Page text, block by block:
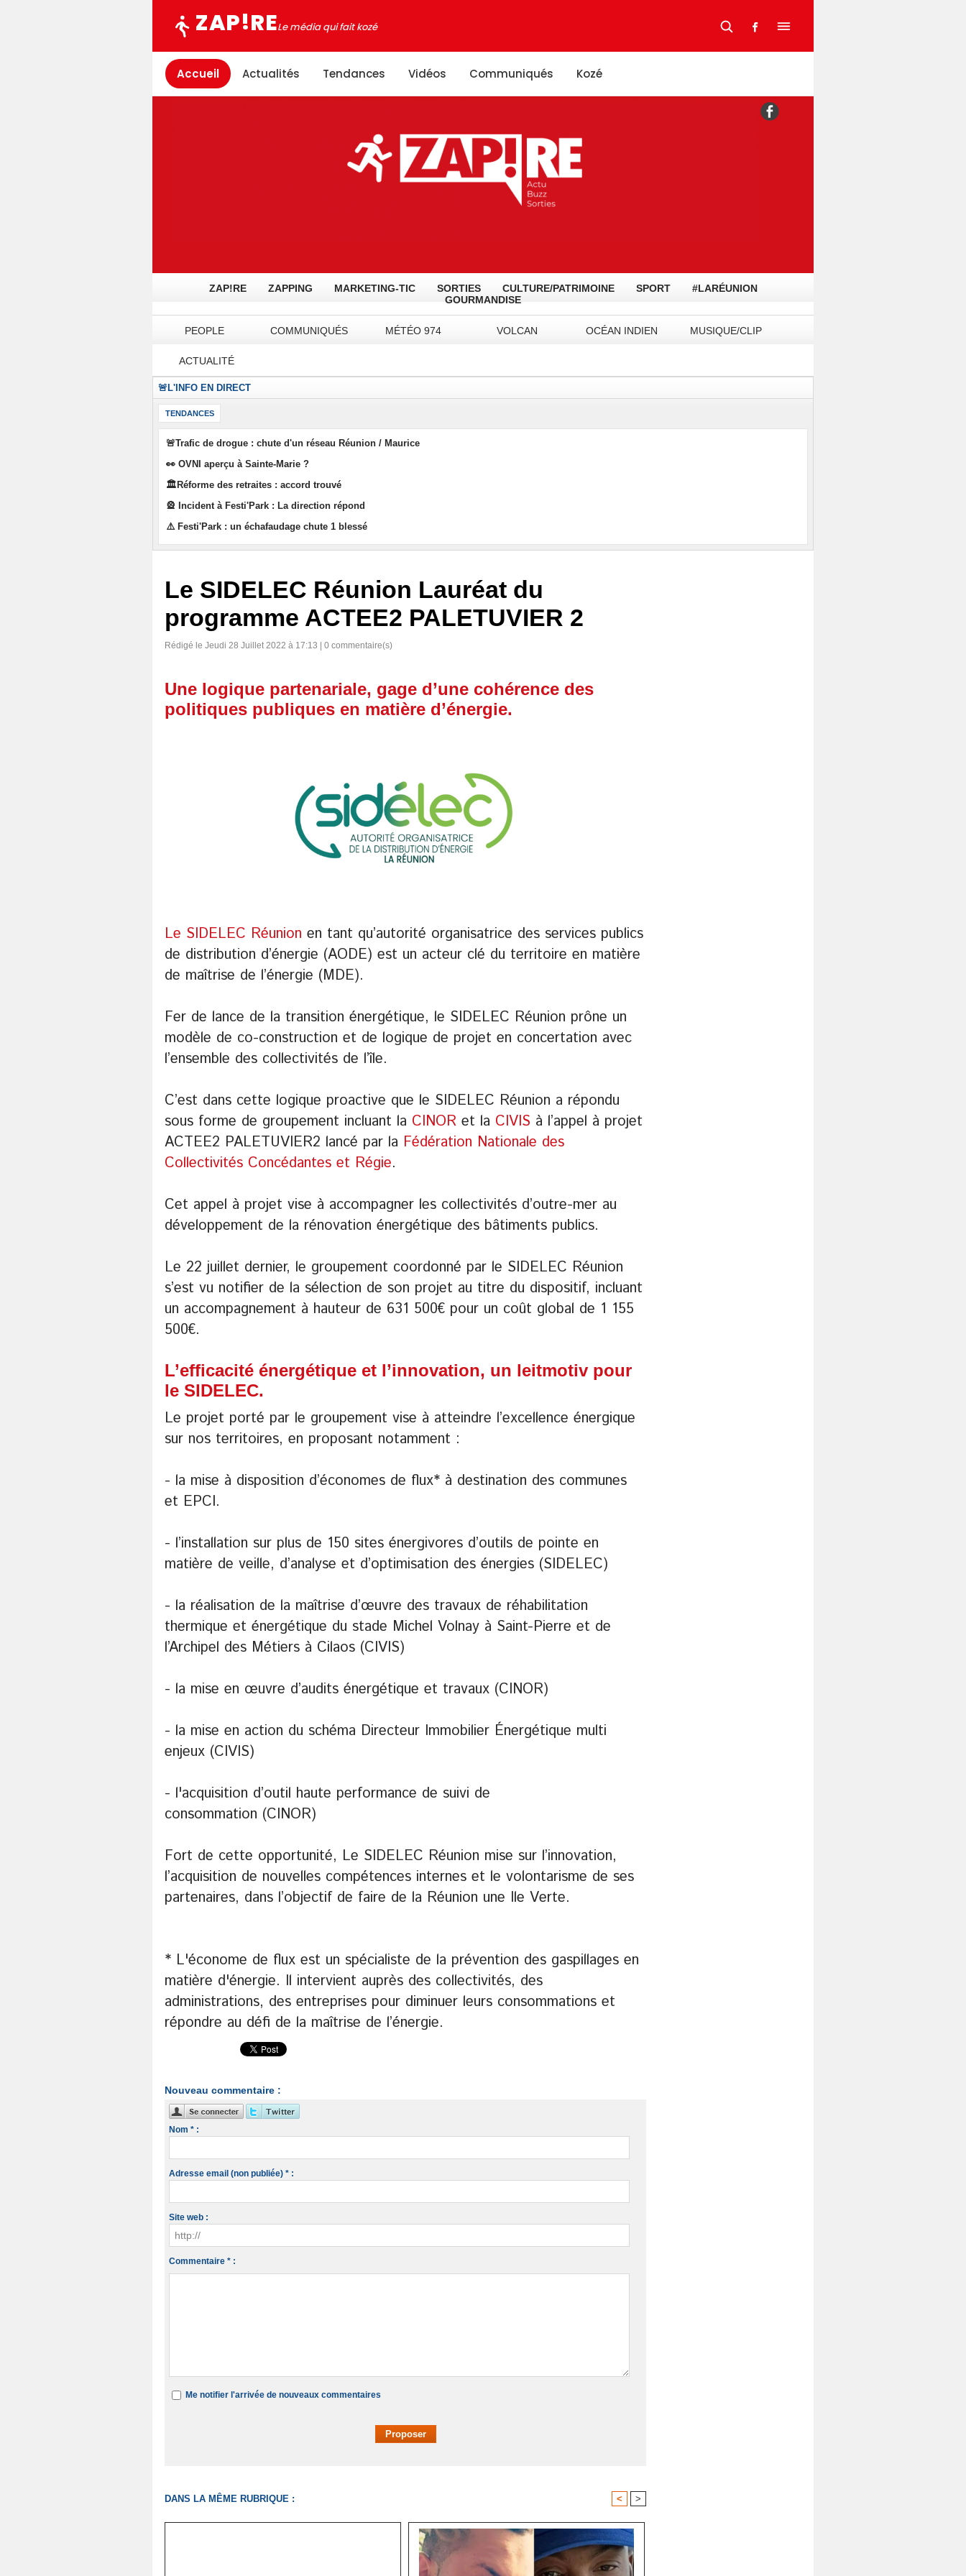
ZAP!RELe média qui fait kozé
Accueil Actualités Tendances Vidéos Communiqués Kozé
ZAP!RE ZAPPING MARKETING-TIC SORTIES CULTURE/PATRIMOINE SPORT
#LARÉUNION
GOURMANDISE
PEOPLE COMMUNIQUÉS MÉTÉO 974 VOLCAN OCÉAN INDIEN MUSIQUE/CLIP
ACTUALITÉ
🚨L'INFO EN DIRECT
TENDANCES
🚨Trafic de drogue : chute d'un réseau Réunion / Maurice
👀 OVNI aperçu à Sainte-Marie ?
🏛️Réforme des retraites : accord trouvé
🎡 Incident à Festi'Park : La direction répond
⚠️ Festi'Park : un échafaudage chute 1 blessé
Le SIDELEC Réunion Lauréat du
programme ACTEE2 PALETUVIER 2
Rédigé le Jeudi 28 Juillet 2022 à 17:13 | 0 commentaire(s)
Une logique partenariale, gage d’une cohérence des
politiques publiques en matière d’énergie.
Le SIDELEC Réunion en tant qu’autorité organisatrice des services publics
de distribution d’énergie (AODE) est un acteur clé du territoire en matière
de maîtrise de l’énergie (MDE).
Fer de lance de la transition énergétique, le SIDELEC Réunion prône un
modèle de co-construction et de logique de projet en concertation avec
l’ensemble des collectivités de l’île.
C’est dans cette logique proactive que le SIDELEC Réunion a répondu
sous forme de groupement incluant la CINOR et la CIVIS à l’appel à projet
ACTEE2 PALETUVIER2 lancé par la Fédération Nationale des
Collectivités Concédantes et Régie.
Cet appel à projet vise à accompagner les collectivités d’outre-mer au
développement de la rénovation énergétique des bâtiments publics.
Le 22 juillet dernier, le groupement coordonné par le SIDELEC Réunion
s’est vu notifier de la sélection de son projet au titre du dispositif, incluant
un accompagnement à hauteur de 631 500€ pour un coût global de 1 155
500€.
L’efficacité énergétique et l’innovation, un leitmotiv pour
le SIDELEC.
Le projet porté par le groupement vise à atteindre l’excellence énergique
sur nos territoires, en proposant notamment :
- la mise à disposition d’économes de flux* à destination des communes
et EPCI.
- l’installation sur plus de 150 sites énergivores d’outils de pointe en
matière de veille, d’analyse et d’optimisation des énergies (SIDELEC)
- la réalisation de la maîtrise d’œuvre des travaux de réhabilitation
thermique et énergétique du stade Michel Volnay à Saint-Pierre et de
l’Archipel des Métiers à Cilaos (CIVIS)
- la mise en œuvre d’audits énergétique et travaux (CINOR)
- la mise en action du schéma Directeur Immobilier Énergétique multi
enjeux (CIVIS)
- l'acquisition d’outil haute performance de suivi de
consommation (CINOR)
Fort de cette opportunité, Le SIDELEC Réunion mise sur l’innovation,
l’acquisition de nouvelles compétences internes et le volontarisme de ses
partenaires, dans l’objectif de faire de la Réunion une Ile Verte.
* L'économe de flux est un spécialiste de la prévention des gaspillages en
matière d'énergie. Il intervient auprès des collectivités, des
administrations, des entreprises pour diminuer leurs consommations et
répondre au défi de la maîtrise de l’énergie.
Nouveau commentaire :
Nom * :
Adresse email (non publiée) * :
Site web :
Commentaire * :
Me notifier l'arrivée de nouveaux commentaires
DANS LA MÊME RUBRIQUE : < >